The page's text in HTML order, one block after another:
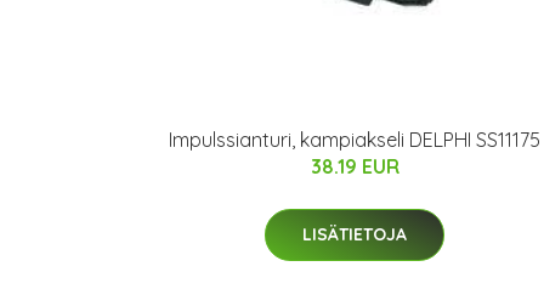
Impulssianturi, kampiakseli DELPHI SS11175
38.19 EUR
LISÄTIETOJA